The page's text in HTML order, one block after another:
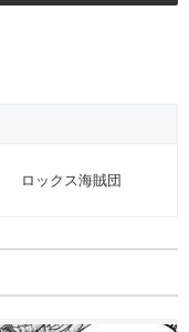
ロックス海賊団